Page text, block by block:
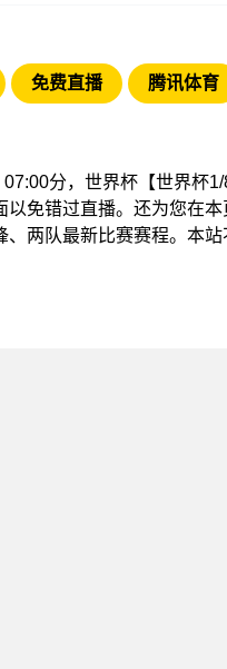
免费直播 腾讯体育
分，世界杯【世界杯
以免错过直播。还为您在
、两队最新比赛赛程。本